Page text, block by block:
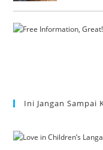
Ini Jangan Sampai